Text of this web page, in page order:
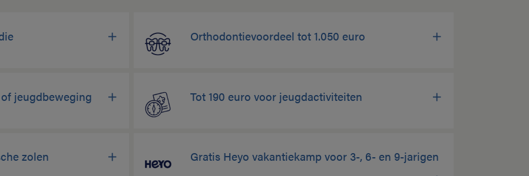
Orthodontievoordeel tot 1.050 euro
jeugdbeweging Tot 190 euro voor jeugdactiviteiten
zolen Gratis Heyo vakantiekamp voor 3-, 6- en 9-jarigen